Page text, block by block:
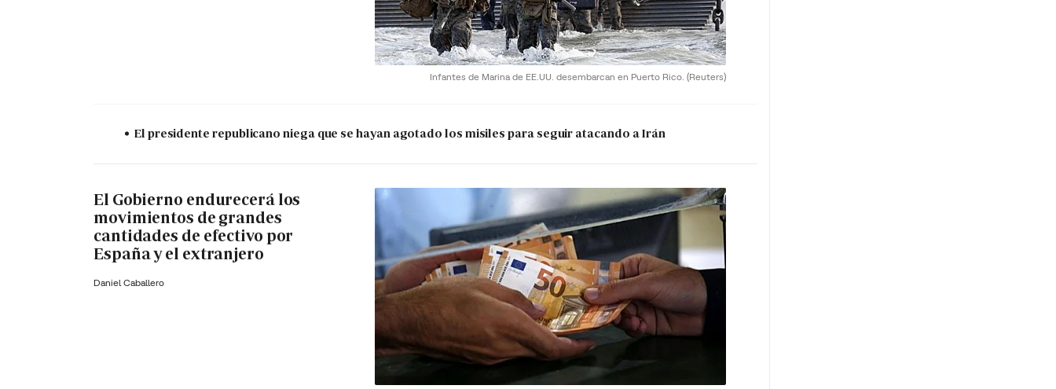
Infantes de Marina de EE.UU. desembarcan en Puerto Rico. (Reuters)
El presidente republicano niega que se hayan agotado los misiles para seguir atacando a Irán
El Gobierno endurecerá los
movimientos de grandes
cantidades de efectivo por
España y el extranjero
Daniel Caballero